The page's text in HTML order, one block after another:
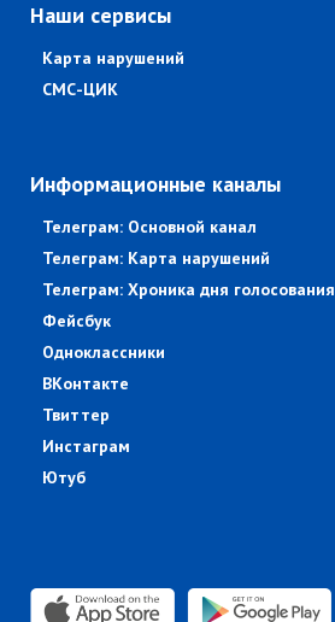
Наши сервисы
Карта нарушений
СМС-ЦИК
Информационные каналы
Телеграм: Основной канал
Телеграм: Карта нарушений
Телеграм: Хроника дня голосования
Фейсбук
Одноклассники
ВКонтакте
Твиттер
Инстаграм
Ютуб